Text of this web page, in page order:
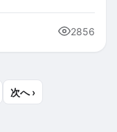
2856
次へ ›